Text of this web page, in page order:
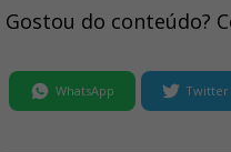
Gostou do conteúdo?
WhatsApp Twitter